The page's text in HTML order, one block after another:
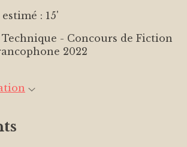
: 15'
Technique - Concours de Fiction
2022